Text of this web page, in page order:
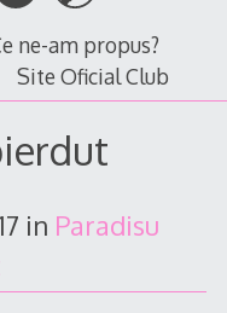
ne-am propus?
Site Oficial Club
in Paradisu